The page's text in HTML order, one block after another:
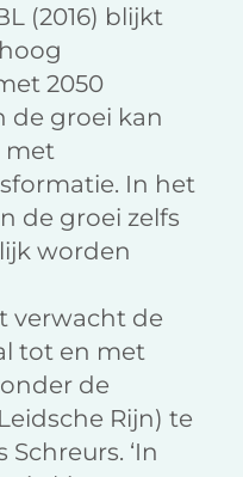
(2016) blijkt
2050
de groei kan
met
In het
de groei zelfs
worden
verwacht de
tot en met
de
Rijn) te
‘In